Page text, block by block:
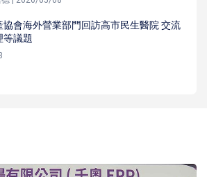
協會海外營業部門回訪高市民生醫院 交流
等議題